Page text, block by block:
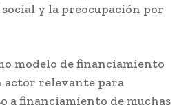
y la preocupación por
modelo de financiamiento
actor relevante para
a financiamiento de muchas